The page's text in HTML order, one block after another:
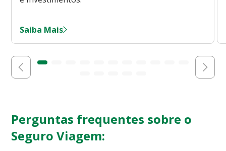
Saiba Mais
Perguntas frequentes sobre o
Seguro Viagem: